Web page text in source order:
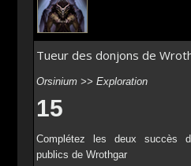
Tueur des donjons de
Orsinium >> Exploration
15
Complétez les deux succès
publics de Wrothgar